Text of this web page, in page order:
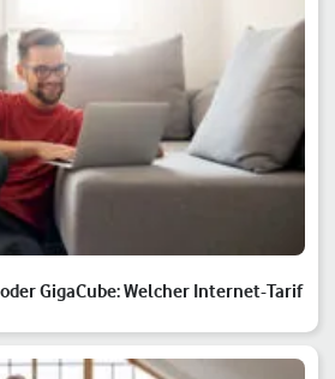
GigaCube: Welcher Internet-Tarif